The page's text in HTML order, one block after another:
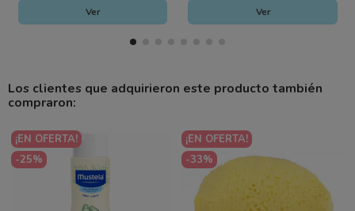
Ver Ver
Los clientes que adquirieron este producto también
compraron:
¡EN OFERTA!
-25%
¡EN OFERTA!
-33%